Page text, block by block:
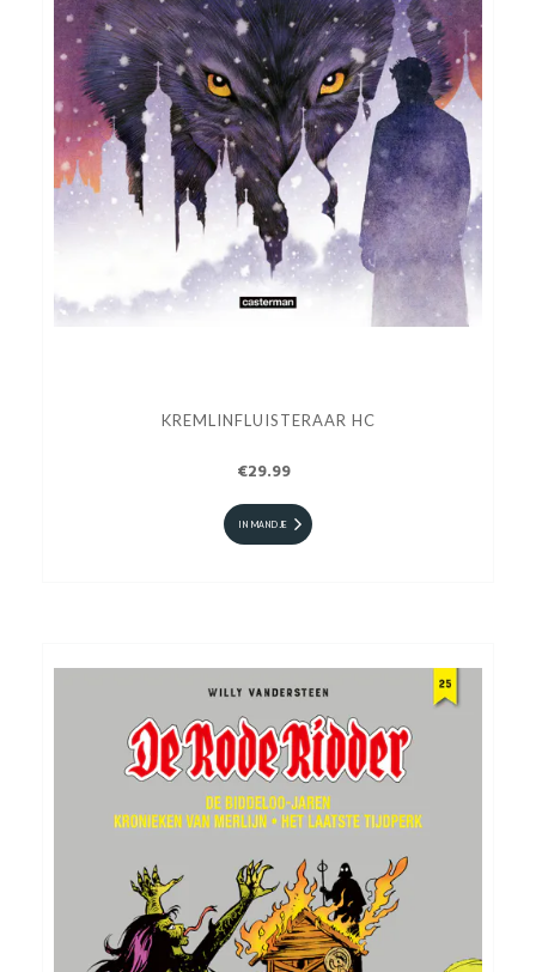
KREMLINFLUISTERAAR HC
€29.99
IN MANDJE